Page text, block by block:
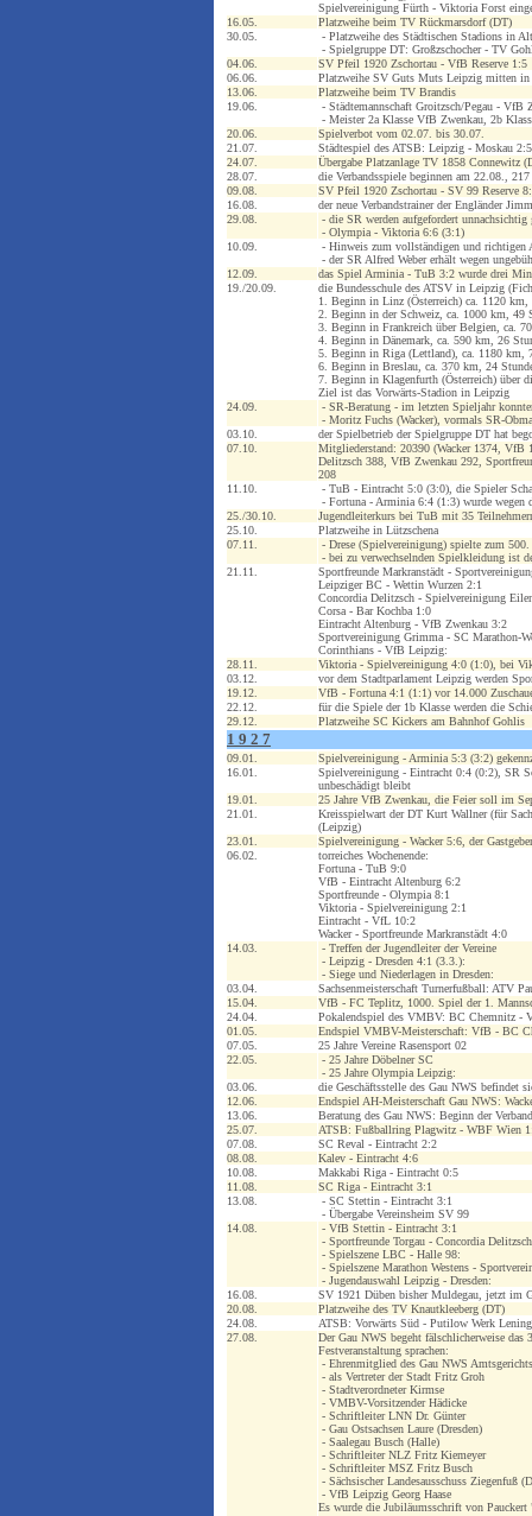
Spielvereinigung Fürth - Viktoria Forst
16.05.
Platzweihe beim TV Rückmarsdorf (DT)
30.05.
- Platzweihe des Städtischen Stadions in
- Spielgruppe DT: Großzschocher - TV
04.06.
SV Pfeil 1920 Zschortau - VfB Reserve 1:5
06.06.
Platzweihe SV Guts Muts Leipzig mitten
13.06.
Platzweihe beim TV Brandis
19.06.
- Städtemannschaft Groitzsch/Pegau - VfB
- Meister 2a Klasse VfB Zwenkau, 2b
20.06.
Spielverbot vom 02.07. bis 30.07.
21.07.
Städtespiel des ATSB: Leipzig - Moskau
24.07.
Übergabe Platzanlage TV 1858 Connewitz
28.07.
die Verbandsspiele beginnen am 22.08.,
09.08.
SV Pfeil 1920 Zschortau - SV 99 Reserve
16.08.
der neue Verbandstrainer der Engländer
29.08.
- die SR werden aufgefordert
- Olympia - Viktoria 6:6 (3:1)
10.09.
- Hinweis zum vollständigen und richtigen
- der SR Alfred Weber erhält wegen
12.09.
das Spiel Arminia - TuB 3:2 wurde drei
19./20.09.
die Bundesschule des ATSV in Leipzig
1. Beginn in Linz (Österreich) ca. 1120 km,
2. Beginn in der Schweiz, ca. 1000 km, 49
3. Beginn in Frankreich über Belgien, ca.
4. Beginn in Dänemark, ca. 590 km, 26
5. Beginn in Riga (Lettland), ca. 1180 km,
6. Beginn in Breslau, ca. 370 km, 24
7. Beginn in Klagenfurth (Österreich) über
Ziel ist das Vorwärts-Stadion in Leipzig
24.09.
- SR-Beratung - im letzten Spieljahr
- Moritz Fuchs (Wacker), vormals SR-
03.10.
der Spielbetrieb der Spielgruppe DT hat
07.10.
Mitgliederstand: 20390 (Wacker 1374, VfB
Delitzsch 388, VfB Zwenkau 292,
208
11.10.
- TuB - Eintracht 5:0 (3:0), die Spieler
- Fortuna - Arminia 6:4 (1:3) wurde wegen
25./30.10.
Jugendleiterkurs bei TuB mit 35
25.10.
Platzweihe in Lützschena
07.11.
- Drese (Spielvereinigung) spielte zum
- bei zu verwechselnden Spielkleidung ist
21.11.
Sportfreunde Markranstädt -
Leipziger BC - Wettin Wurzen 2:1
Concordia Delitzsch - Spielvereinigung
Corsa - Bar Kochba 1:0
Eintracht Altenburg - VfB Zwenkau 3:2
Sportvereinigung Grimma - SC Marathon-
Corinthians - VfB Leipzig:
28.11.
Viktoria - Spielvereinigung 4:0 (1:0), bei
03.12.
vor dem Stadtparlament Leipzig werden
19.12.
VfB - Fortuna 4:1 (1:1) vor 14.000
22.12.
für die Spiele der 1b Klasse werden die
29.12.
Platzweihe SC Kickers am Bahnhof Gohlis
1 9 2 7
09.01.
Spielvereinigung - Arminia 5:3 (3:2)
16.01.
Spielvereinigung - Eintracht 0:4 (0:2), SR
unbeschädigt bleibt
19.01.
25 Jahre VfB Zwenkau, die Feier soll im
21.01.
Kreisspielwart der DT Kurt Wallner (für
(Leipzig)
23.01.
Spielvereinigung - Wacker 5:6, der
06.02.
torreiches Wochenende:
Fortuna - TuB 9:0
VfB - Eintracht Altenburg 6:2
Sportfreunde - Olympia 8:1
Viktoria - Spielvereinigung 2:1
Eintracht - VfL 10:2
Wacker - Sportfreunde Markranstädt 4:0
14.03.
- Treffen der Jugendleiter der Vereine
- Leipzig - Dresden 4:1 (3.3.):
- Siege und Niederlagen in Dresden:
03.04.
Sachsenmeisterschaft Turnerfußball: ATV
15.04.
VfB - FC Teplitz, 1000. Spiel der 1.
24.04.
Pokalendspiel des VMBV: BC Chemnitz -
01.05.
Endspiel VMBV-Meisterschaft: VfB - BC
07.05.
25 Jahre Vereine Rasensport 02
22.05.
- 25 Jahre Döbelner SC
- 25 Jahre Olympia Leipzig:
03.06.
die Geschäftsstelle des Gau NWS befindet
12.06.
Endspiel AH-Meisterschaft Gau NWS:
13.06.
Beratung des Gau NWS: Beginn der
25.07.
ATSB: Fußballring Plagwitz - WBF Wien
07.08.
SC Reval - Eintracht 2:2
08.08.
Kalev - Eintracht 4:6
10.08.
Makkabi Riga - Eintracht 0:5
11.08.
SC Riga - Eintracht 3:1
13.08.
- SC Stettin - Eintracht 3:1
- Übergabe Vereinsheim SV 99
14.08.
- VfB Stettin - Eintracht 3:1
- Sportfreunde Torgau - Concordia
- Spielszene LBC - Halle 98:
- Spielszene Marathon Westens -
- Jugendauswahl Leipzig - Dresden:
16.08.
SV 1921 Düben bisher Muldegau, jetzt im
20.08.
Platzweihe des TV Knautkleeberg (DT)
24.08.
ATSB: Vorwärts Süd - Putilow Werk
27.08.
Der Gau NWS begeht fälschlicherweise
Festveranstaltung sprachen:
- Ehrenmitglied des Gau NWS
- als Vertreter der Stadt Fritz Groh
- Stadtverordneter Kirmse
- VMBV-Vorsitzender Hädicke
- Schriftleiter LNN Dr. Günter
- Gau Ostsachsen Laure (Dresden)
- Saalegau Busch (Halle)
- Schriftleiter NLZ Fritz Kiemeyer
- Schriftleiter MSZ Fritz Busch
- Sächsischer Landesausschuss Ziegenfuß
- VfB Leipzig Georg Haase
Es wurde die Jubiläumsschrift von Pauckert